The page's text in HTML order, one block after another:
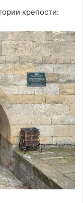
крепости: